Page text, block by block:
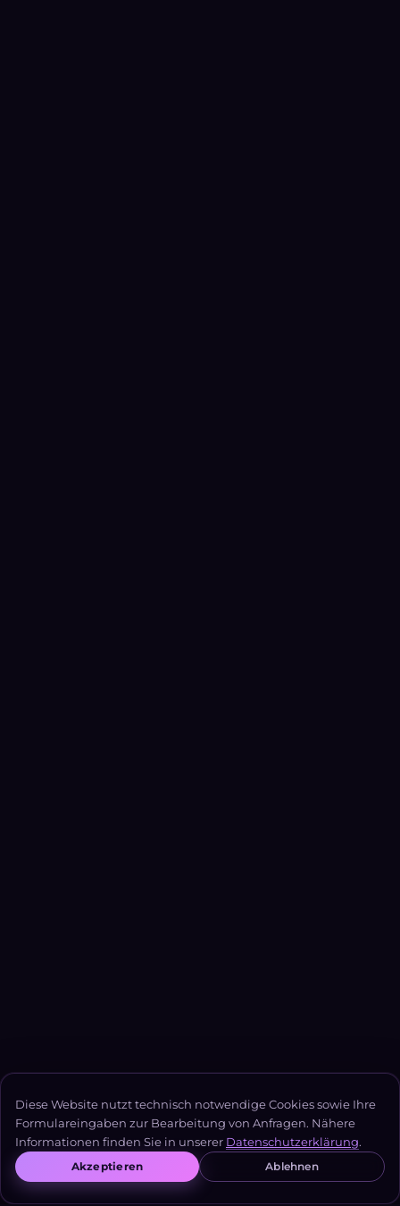
Diese Website nutzt technisch notwendige Cookies sowie Ihre
Formulareingaben zur Bearbeitung von Anfragen. Nähere
Informationen finden Sie in unserer Datenschutzerklärung.
Akzeptieren Ablehnen